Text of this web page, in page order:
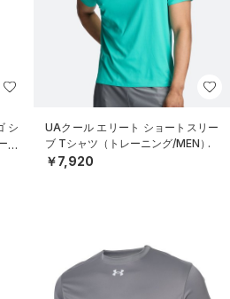
シ
UAクール エリート ショートスリー
ブ Tシャツ（トレーニング/MEN）
￥7,920